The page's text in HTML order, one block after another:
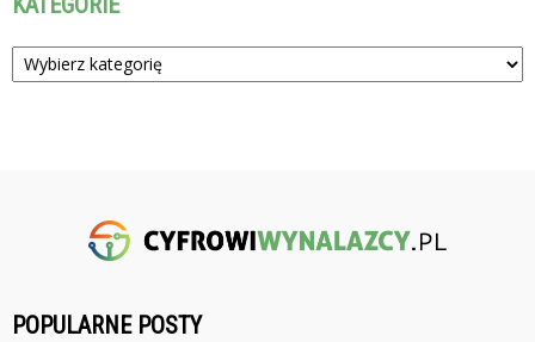
Kategorie
POPULARNE POSTY